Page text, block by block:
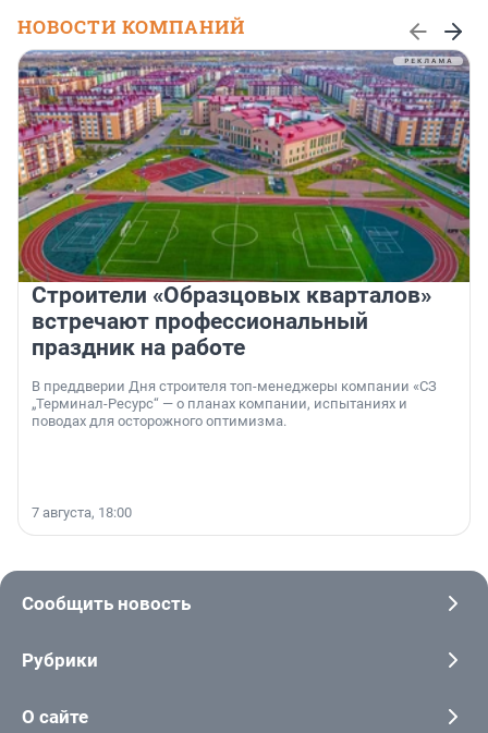
НОВОСТИ КОМПАНИЙ
Строители «Образцовых кварталов»
встречают профессиональный
праздник на работе
В преддверии Дня строителя топ-менеджеры компании «СЗ
„Терминал-Ресурс“ — о планах компании, испытаниях и
поводах для осторожного оптимизма.
7 августа, 18:00
Сообщить новость
Рубрики
О сайте